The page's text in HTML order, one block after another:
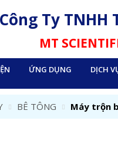
Công Ty TNHH
MT
ỨNG DỤNG DỊCH
BÊ TÔNG Máy trộn